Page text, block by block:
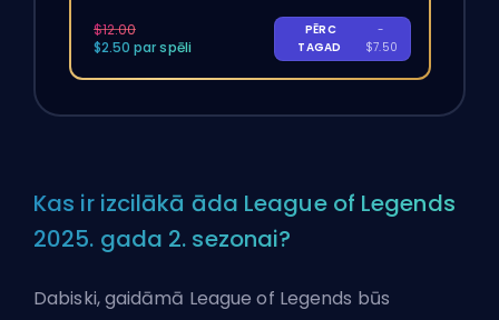
$12.00
$2.50 par spēli
PĒRC
TAGAD
-
$7.50
Kas ir izcilākā āda League of Legends
2025. gada 2. sezonai?
Dabiski, gaidāmā League of Legends būs